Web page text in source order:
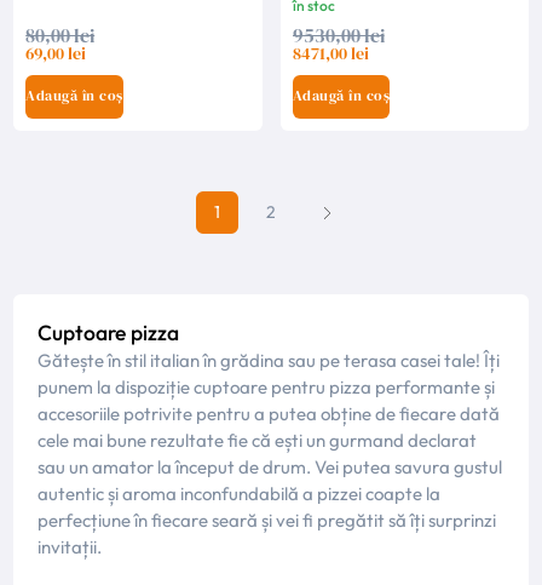
80,00 lei
69,00 lei
Adaugă în coș
în stoc
9530,00 lei
8471,00 lei
Adaugă în coș
1 2
Cuptoare pizza
Gătește în stil italian în grădina sau pe terasa casei tale! Îți
punem la dispoziție cuptoare pentru pizza performante și
accesoriile potrivite pentru a putea obține de fiecare dată
cele mai bune rezultate fie că ești un gurmand declarat
sau un amator la început de drum. Vei putea savura gustul
autentic și aroma inconfundabilă a pizzei coapte la
perfecțiune în fiecare seară și vei fi pregătit să îți surprinzi
invitații.